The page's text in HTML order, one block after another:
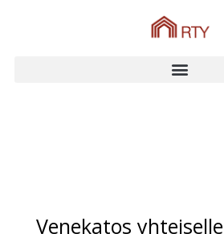
Venekatos yhteiselle